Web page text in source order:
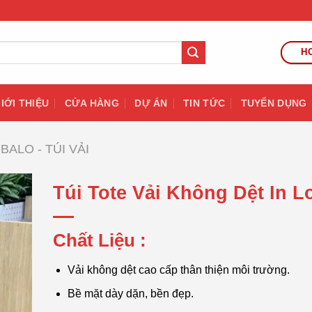
THIỆU CỬA HÀNG DỰ ÁN TIN TỨC TUYỂN DỤNG
BALO - TÚI VẢI
Túi Tote Vải Không Dệt In
Chất Liệu :
Vải không dệt cao cấp thân thiện môi trường.
Bề mặt dày dặn, bền đẹp.